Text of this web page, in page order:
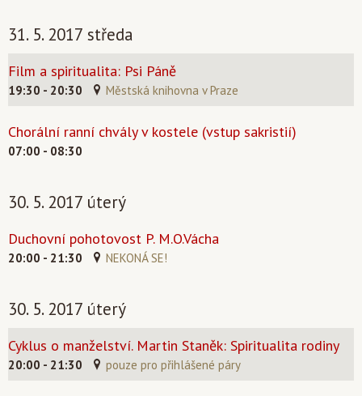
31. 5. 2017 středa
Film a spiritualita: Psi Páně
19:30 - 20:30 Městská knihovna v Praze
Chorální ranní chvály v kostele (vstup sakristií)
07:00 - 08:30
30. 5. 2017 úterý
Duchovní pohotovost P. M.O.Vácha
20:00 - 21:30 NEKONÁ SE!
30. 5. 2017 úterý
Cyklus o manželství. Martin Staněk: Spiritualita rodiny
20:00 - 21:30 pouze pro přihlášené páry